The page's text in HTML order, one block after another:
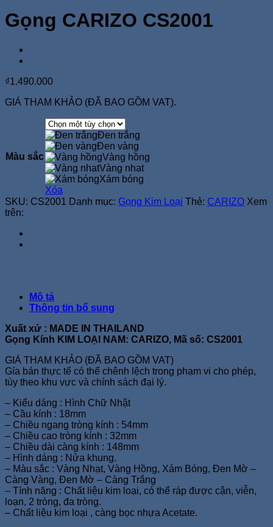
Gọng CARIZO CS2001
₫1.490.000
GIÁ THAM KHẢO (ĐÃ BAO GỒM VAT).
Màu sắc
Đen trắng
Đen vàng
Vàng hồng
Vàng nhạt
Xám bóng
Xóa
SKU: CS2001 Danh mục: Gọng Kim Loại Thẻ: CARIZO Xem
trên:
Mô tả
Thông tin bổ sung
Xuất xứ : MADE IN THAILAND
Gọng Kính KIM LOẠI NAM: CARIZO, Mã số: CS2001
GIÁ THAM KHẢO (ĐÃ BAO GỒM VAT)
Gía bán thực tế có thể chênh lệch trong phạm vi cho phép,
tùy theo khu vực và chính sách đại lý.
– Kiểu dáng : Hình Chữ Nhật
– Cầu kính : 18mm
– Chiều ngang tròng kính : 54mm
– Chiều cao tròng kính : 32mm
– Chiều dài càng kính : 148mm
– Hình dáng : Nửa khung.
– Màu sắc : Vàng Nhạt, Vàng Hồng, Xám Bóng, Đen Mờ –
Càng Vàng, Đen Mờ – Càng Trắng
– Tính năng : Chất liệu kim loại, có thể ráp được cận, viễn,
loạn, 2 tròng, đa tròng.
– Chất liệu kim loại , càng bọc nhựa Acetate.